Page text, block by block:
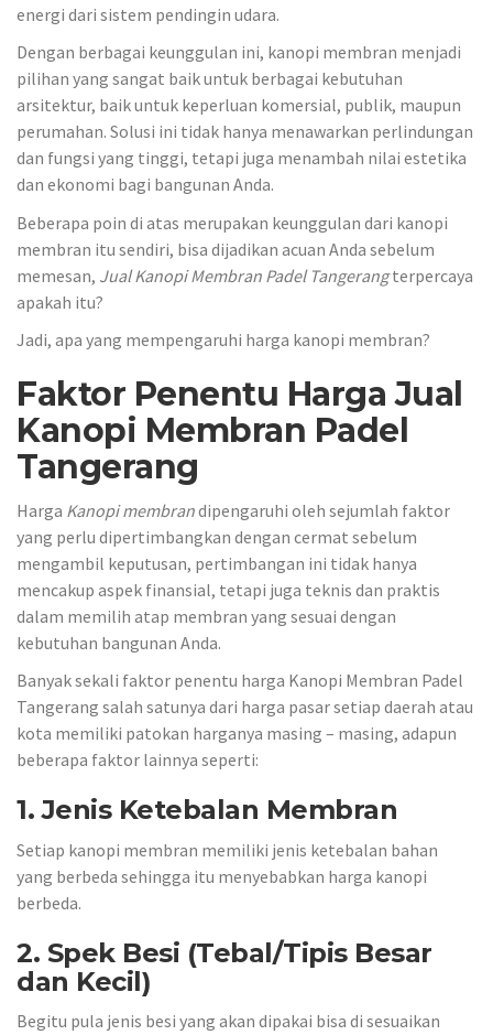
energi dari sistem pendingin udara.
Dengan berbagai keunggulan ini, kanopi membran menjadi
pilihan yang sangat baik untuk berbagai kebutuhan
arsitektur, baik untuk keperluan komersial, publik, maupun
perumahan. Solusi ini tidak hanya menawarkan perlindungan
dan fungsi yang tinggi, tetapi juga menambah nilai estetika
dan ekonomi bagi bangunan Anda.
Beberapa poin di atas merupakan keunggulan dari kanopi
membran itu sendiri, bisa dijadikan acuan Anda sebelum
memesan, Jual Kanopi Membran Padel Tangerangterpercaya
apakah itu?
Jadi, apa yang mempengaruhi harga kanopi membran?
Faktor Penentu Harga Jual
Kanopi Membran Padel
Tangerang
Harga Kanopi membrandipengaruhi oleh sejumlah faktor
yang perlu dipertimbangkan dengan cermat sebelum
mengambil keputusan, pertimbangan ini tidak hanya
mencakup aspek finansial, tetapi juga teknis dan praktis
dalam memilih atap membran yang sesuai dengan
kebutuhan bangunan Anda.
Banyak sekali faktor penentu harga Kanopi Membran Padel
Tangerang salah satunya dari harga pasar setiap daerah atau
kota memiliki patokan harganya masing – masing, adapun
beberapa faktor lainnya seperti:
1. Jenis Ketebalan Membran
Setiap kanopi membran memiliki jenis ketebalan bahan
yang berbeda sehingga itu menyebabkan harga kanopi
berbeda.
2. Spek Besi (Tebal/Tipis Besar
dan Kecil)
Begitu pula jenis besi yang akan dipakai bisa di sesuaikan